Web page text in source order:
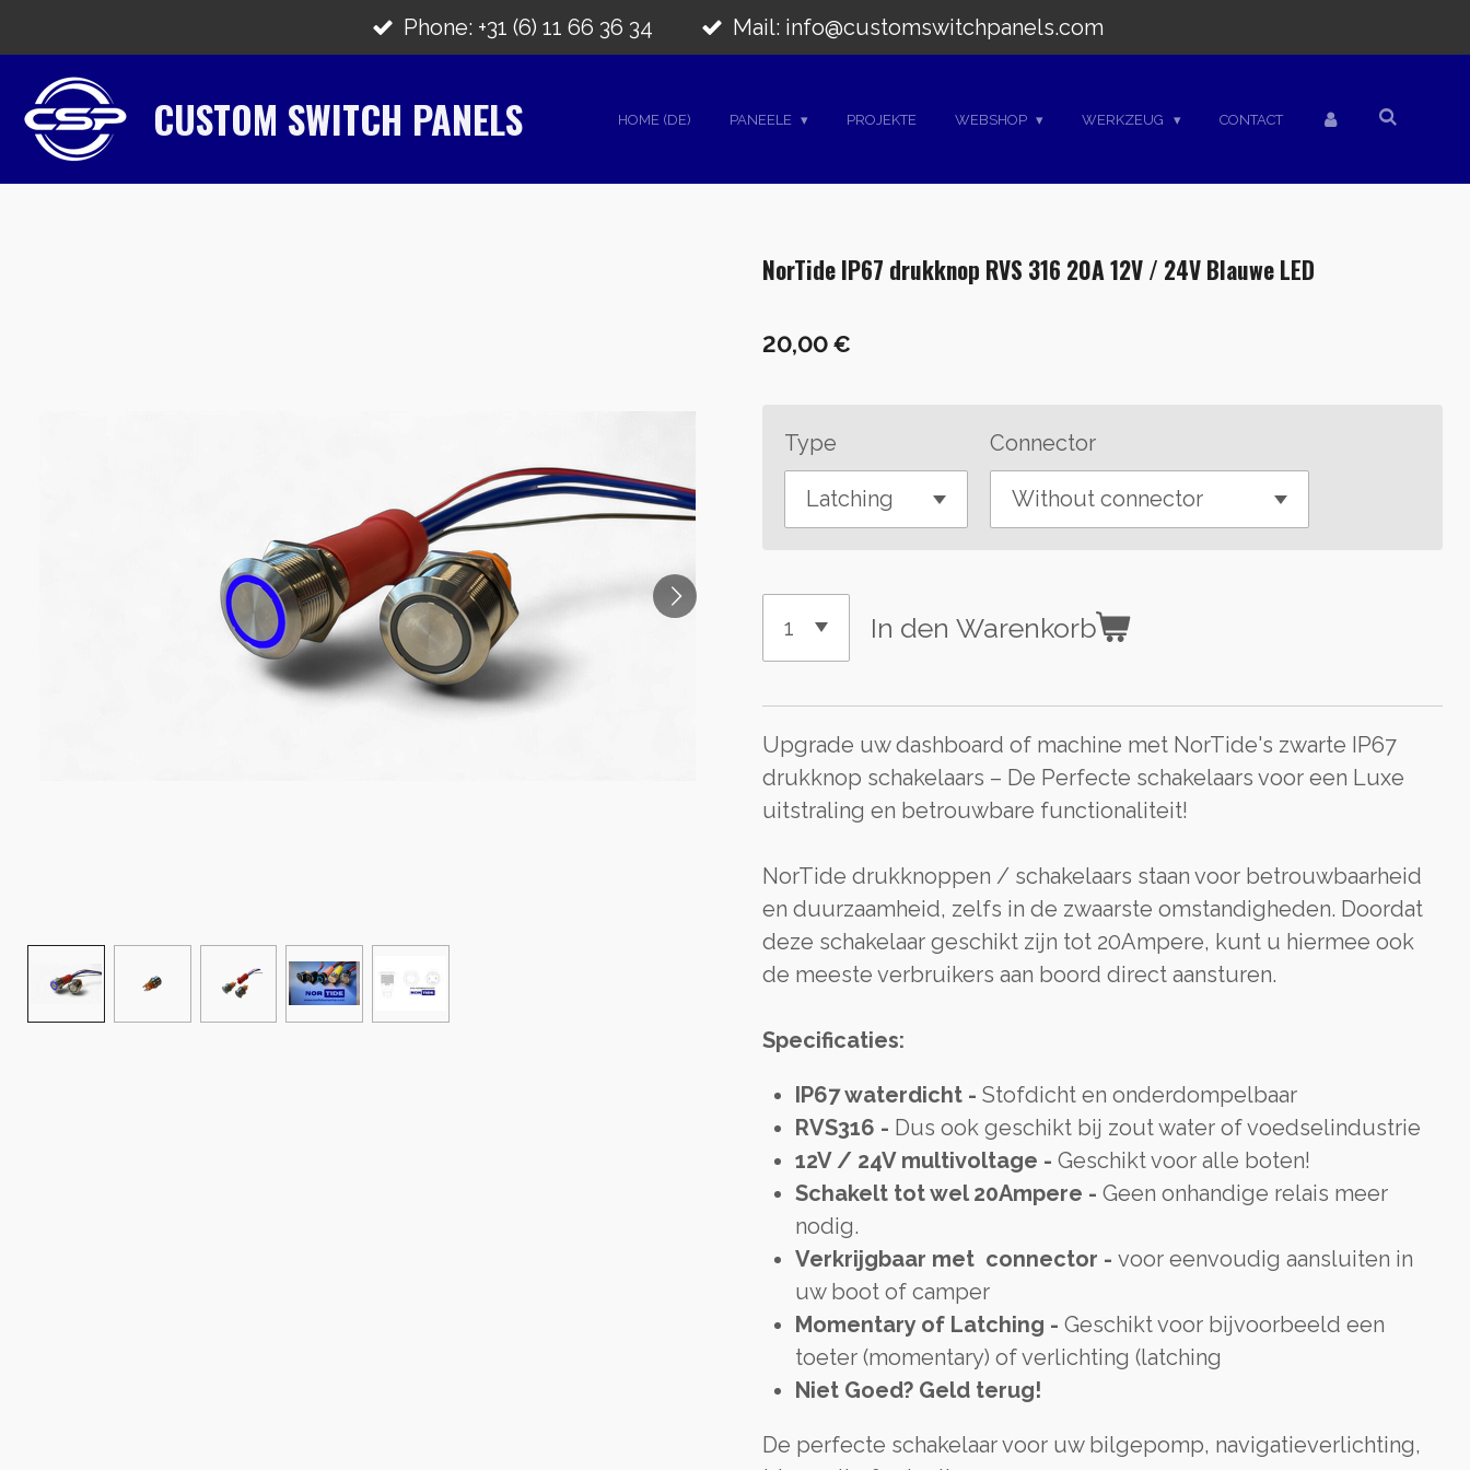
Hauptinhalt
springen
Phone: +31 (6) 11 66 36 34 Mail: info@customswitchpanels.com
CUSTOM SWITCH PANELS HOME (DE) PANEELE PROJEKTE WEBSHOP WERKZEUG CONTACT
NorTide IP67 drukknop RVS 316 20A 12V / 24V Blauwe LED
20,00 €
Type Connector
In den Warenkorb
Upgrade uw dashboard of machine met NorTide's zwarte IP67
drukknop schakelaars – De Perfecte schakelaars voor een Luxe
uitstraling en betrouwbare functionaliteit!
NorTide drukknoppen / schakelaars staan voor betrouwbaarheid
en duurzaamheid, zelfs in de zwaarste omstandigheden. Doordat
deze schakelaar geschikt zijn tot 20Ampere, kunt u hiermee ook
de meeste verbruikers aan boord direct aansturen.
Specificaties:
IP67 waterdicht - Stofdicht en onderdompelbaar
RVS316 - Dus ook geschikt bij zout water of voedselindustrie
12V / 24V multivoltage - Geschikt voor alle boten!
Schakelt tot wel 20Ampere - Geen onhandige relais meer
nodig.
Verkrijgbaar met connector - voor eenvoudig aansluiten in
uw boot of camper
Momentary of Latching - Geschikt voor bijvoorbeeld een
toeter (momentary) of verlichting (latching
Niet Goed? Geld terug!
De perfecte schakelaar voor uw bilgepomp, navigatieverlichting,